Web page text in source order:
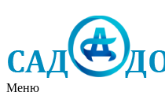
Меню